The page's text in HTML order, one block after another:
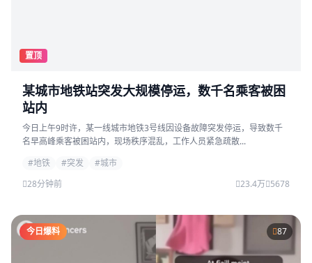
置顶
某城市地铁站突发大规模停运，数千名乘客被困
站内
今日上午9时许，某一线城市地铁3号线因设备故障突发停运，导致数千
名早高峰乘客被困站内，现场秩序混乱，工作人员紧急疏散...
#地铁
#突发
#城市
28分钟前
23.4万 5678
今日爆料 87